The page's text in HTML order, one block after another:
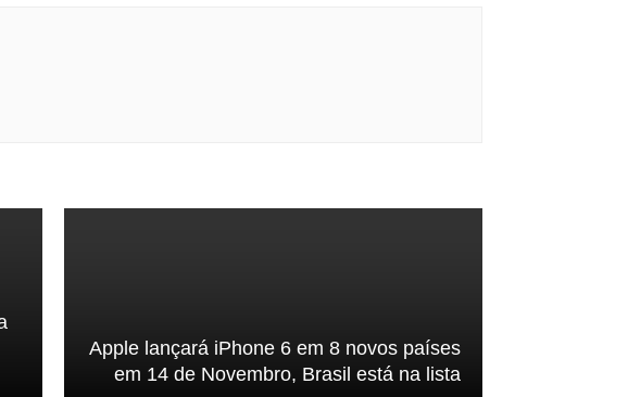
Apple lançará iPhone 6 em 8 novos países
em 14 de Novembro, Brasil está na lista